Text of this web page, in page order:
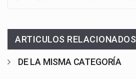
ARTICULOS RELACIONADOS
DE LA MISMA CATEGORÍA